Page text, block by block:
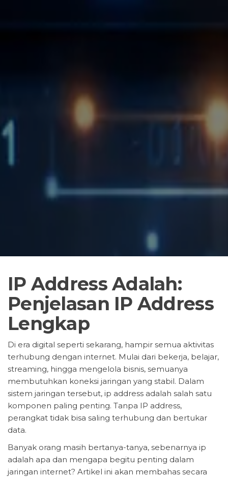
IP Address Adalah:
Penjelasan IP Address
Lengkap
Di era digital seperti sekarang, hampir semua aktivitas
terhubung dengan internet. Mulai dari bekerja, belajar,
streaming, hingga mengelola bisnis, semuanya
membutuhkan koneksi jaringan yang stabil. Dalam
sistem jaringan tersebut, ip address adalah salah satu
komponen paling penting. Tanpa IP address,
perangkat tidak bisa saling terhubung dan bertukar
data.
Banyak orang masih bertanya-tanya, sebenarnya ip
adalah apa dan mengapa begitu penting dalam
jaringan internet? Artikel ini akan membahas secara